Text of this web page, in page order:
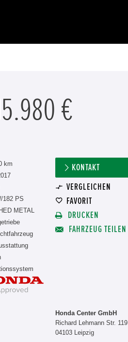
€
km
182 PS
METAL
KONTAKT
VERGLEICHEN
FAVORIT
DRUCKEN
FAHRZEUG TEILEN
Honda Center GmbH
Richard Lehmann Str. 119
04103 Leipzig